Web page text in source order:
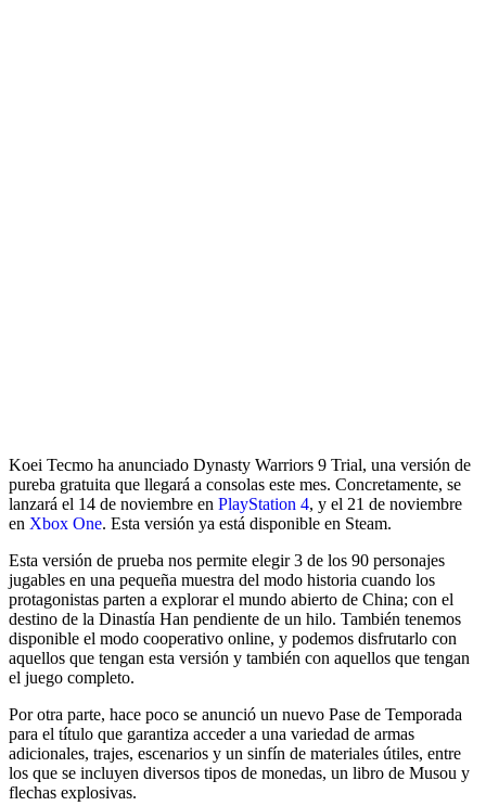
Koei Tecmo ha anunciado Dynasty Warriors 9 Trial, una versión de
pureba gratuita que llegará a consolas este mes. Concretamente, se
lanzará el 14 de noviembre en PlayStation 4, y el 21 de noviembre
en Xbox One. Esta versión ya está disponible en Steam.
Esta versión de prueba nos permite elegir 3 de los 90 personajes
jugables en una pequeña muestra del modo historia cuando los
protagonistas parten a explorar el mundo abierto de China; con el
destino de la Dinastía Han pendiente de un hilo. También tenemos
disponible el modo cooperativo online, y podemos disfrutarlo con
aquellos que tengan esta versión y también con aquellos que tengan
el juego completo.
Por otra parte, hace poco se anunció un nuevo Pase de Temporada
para el título que garantiza acceder a una variedad de armas
adicionales, trajes, escenarios y un sinfín de materiales útiles, entre
los que se incluyen diversos tipos de monedas, un libro de Musou y
flechas explosivas.